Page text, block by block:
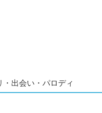
・出会い・パロディ